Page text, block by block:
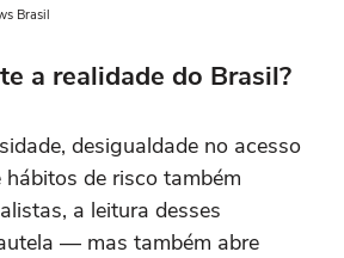
Brasil
a realidade do Brasil?
desigualdade no acesso
de risco também
a leitura desses
— mas também abre